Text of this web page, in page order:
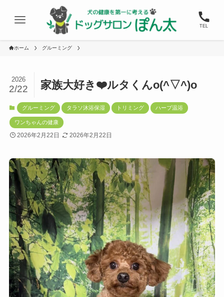
TEL
ホーム グルーミング
家族大好き❤️ルタくんo(^▽^)o
2026
2/22
グルーミング タラソ沐浴保湿 トリミング ハーブ温浴
ワンちゃんの健康
2026年2月22日 2026年2月22日